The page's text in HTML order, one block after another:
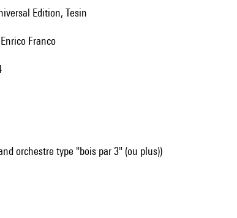
Edition, Tesin
a Enrico Franco
orchestre type "bois par 3" (ou plus))